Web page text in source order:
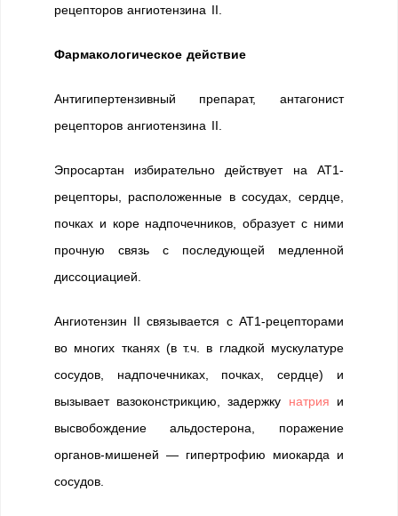
рецепторов ангиотензина II.
Фармакологическое действие
Антигипертензивный препарат, антагонист
рецепторов ангиотензина II.
Эпросартан избирательно действует на АТ1-
рецепторы, расположенные в сосудах, сердце,
почках и коре надпочечников, образует с ними
прочную связь с последующей медленной
диссоциацией.
Ангиотензин II связывается с АТ1-рецепторами
во многих тканях (в т.ч. в гладкой мускулатуре
сосудов, надпочечниках, почках, сердце) и
вызывает вазоконстрикцию, задержку натрия и
высвобождение альдостерона, поражение
органов-мишеней — гипертрофию миокарда и
сосудов.